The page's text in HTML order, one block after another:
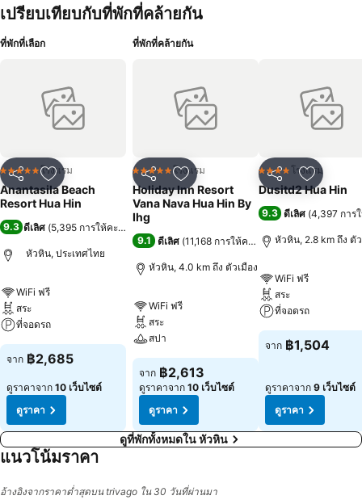
เปรียบเทียบกับที่พักที่คล้ายกัน
ที่พักที่เลือก
แชร์ เพิ่มในรายการโปรด
5 ดาว โรงแรม
Anantasila Beach
Resort Hua Hin
9.3 ดีเลิศ (5,395 การให้คะแนน
หัวหิน, ประเทศไทย
WiFi ฟรี
สระ
ที่จอดรถ
จาก ฿2,685
ดูราคาจาก 10 เว็บไซต์
ดูราคา
ที่พักที่คล้ายกัน
แชร์ เพิ่มในรายการโปรด
5 ดาว โรงแรม
Holiday Inn Resort
Vana Nava Hua Hin By
Ihg
9.1 ดีเลิศ (11,168 การให้คะแนน )
หัวหิน, 4.0 km ถึง ตัวเมือง
WiFi ฟรี
สระ
สปา
จาก ฿2,613
ดูราคาจาก 10 เว็บไซต์
ดูราคา
แชร์ เพิ่มในรา
4 ดาว โรงแรม
Dusitd2 Hua Hin
9.3 ดีเลิศ (4,397 การ
หัวหิน, 2.8 km ถึง ตั
WiFi ฟรี
สระ
ที่จอดรถ
จาก ฿1,504
ดูราคาจาก 9 เว็บไซต์
ดูราคา
ดูที่พักทั้งหมดใน หัวหิน
แนวโน้มราคา
อ้างอิงจากราคาต่ำสุดบน trivago ใน 30 วันที่ผ่านมา